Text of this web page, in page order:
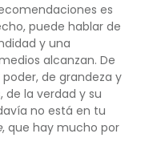
es
puede hablar de
y una
alcanzan. De
de grandeza y
de la verdad y su
no está en tu
, que hay mucho por